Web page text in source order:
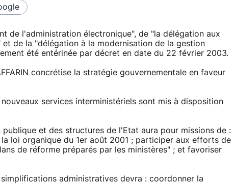
de l'administration électronique", de "la délégation aux
de la "délégation à la modernisation de la gestion
été entérinée par décret en date du 22 février 2003.
concrétise la stratégie gouvernementale en faveur
services interministériels sont mis à disposition
et des structures de l'Etat aura pour missions de :
loi organique du 1er août 2001 ; participer aux efforts de
de réforme préparés par les ministères" ; et favoriser
administratives devra : coordonner la